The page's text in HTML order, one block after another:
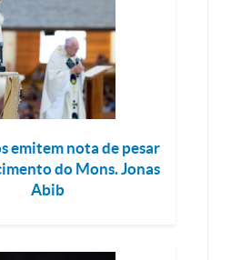
emitem nota de pesar
do Mons. Jonas
Abib